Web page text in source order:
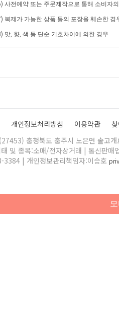
사전예약 또는 주문제작으로 통해 소비자
복제가 가능한 상품 등의 포장을 훼손한 경
맛, 향, 색 등 단순 기호차이에 의한 경우
개인정보처리방침 이용약관
충청북도 충주시 노은면 솔고
및 종목:소매/전자상거래 | 통신판매
| 개인정보관리책임자:이승호